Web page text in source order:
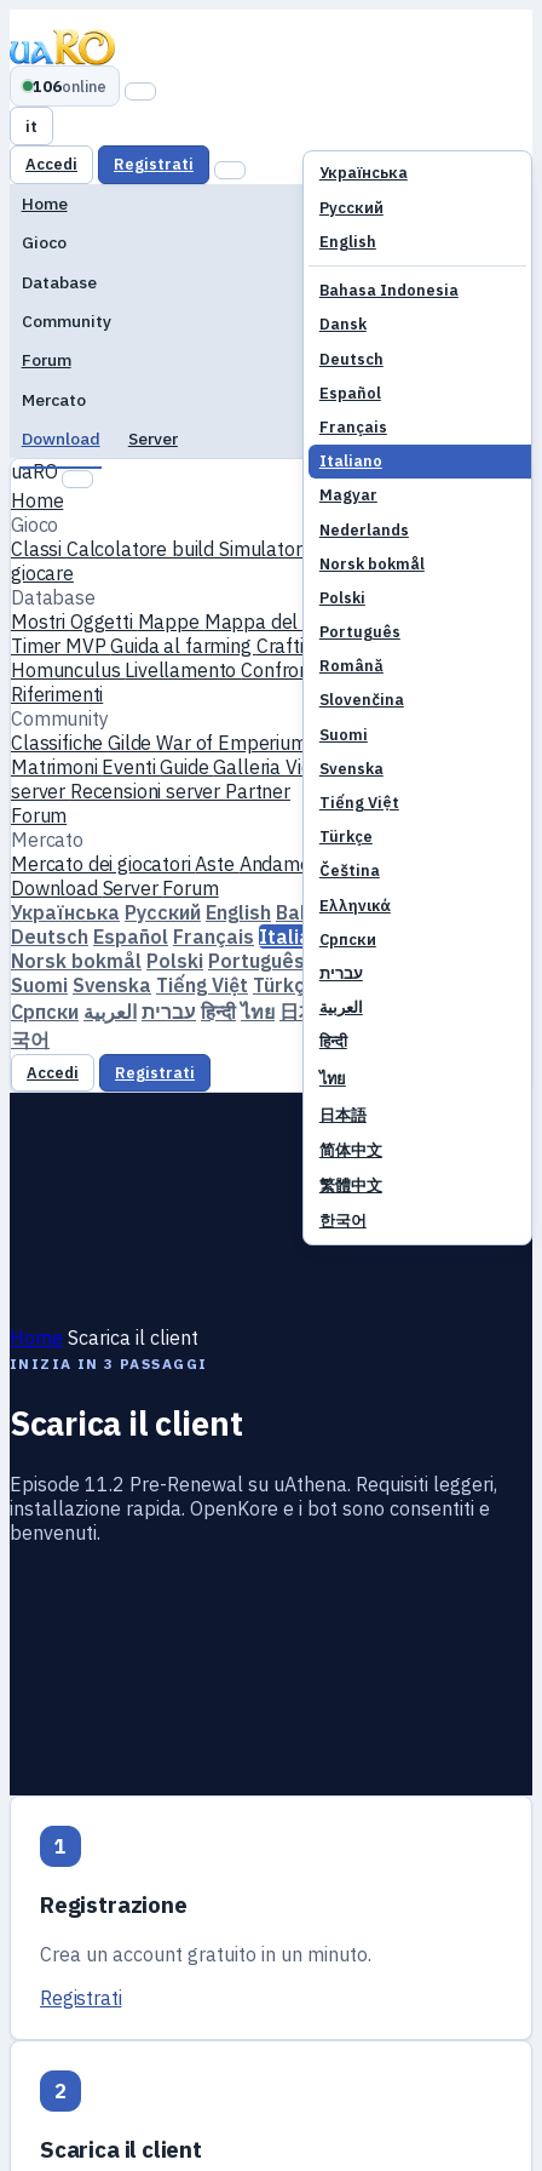
106online
it
Українська
Русский
English
Bahasa Indonesia
Dansk
Deutsch
Español
Français
Italiano
Magyar
Nederlands
Norsk bokmål
Polski
Português
Română
Slovenčina
Suomi
Svenska
Tiếng Việt
Türkçe
Čeština
Ελληνικά
Српски
עברית
العربية
हिन्दी
ไทย
日本語
简体中文
繁體中文
한국어
Accedi Registrati
Home
Gioco
Database
Community
Forum
Mercato
Download
Server
uaRO
Home
Gioco
Classi Calcolatore buildSimulatore skill
giocare
Database
Mostri Oggetti Mappe Mappa del mondo
Database skill
Timer MVPGuida al farming Crafting e forgiatura
Homunculus LivellamentoConfrontaMeccaniche
Riferimenti
Community
ClassificheGildeWar of Emperium
Profili giocatore
Matrimoni EventiGuideGalleria VideoBlogClub
server Recensioni server Partner
Forum
Mercato
Mercato dei giocatoriAste Andamento dei prezzi
Download Server Forum
Українська Русский English Bahasa Indonesia
Deutsch Español Français Italiano Magyar
Norsk bokmål Polski Português
Suomi Svenska Tiếng Việt Türkçe Čeština
Српски
עברית العربية हिन्दी ไทย 日本語 简体中文
국어
Accedi Registrati
Home Scarica il client
INIZIA IN 3 PASSAGGI
Scarica il client
Episode 11.2 Pre-Renewal su uAthena. Requisiti leggeri,
installazione rapida. OpenKore e i bot sono consentiti e
benvenuti.
1
Registrazione
Crea un account gratuito in un minuto.
Registrati
2
Scarica il client